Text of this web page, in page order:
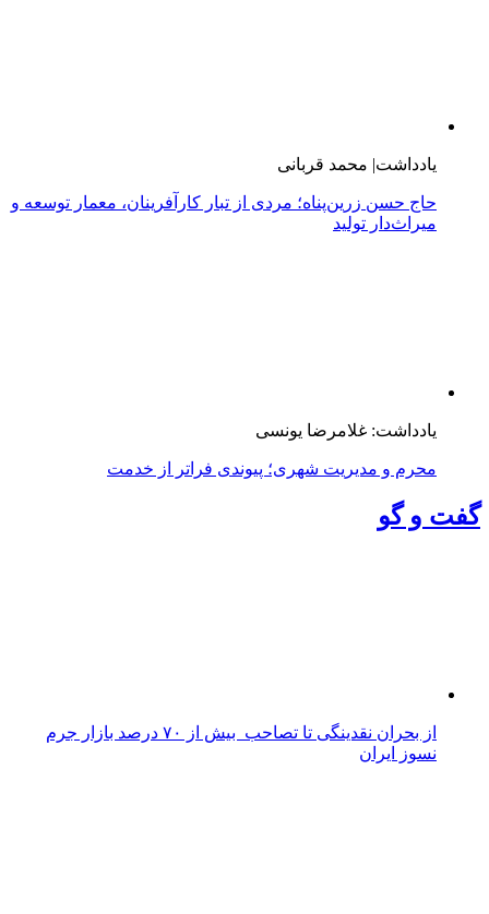
یادداشت| محمد قربانی
حاج حسن زرین‌پناه؛ مردی از تبار کارآفرینان، معمار توسعه و
میراث‌دار تولید
یادداشت: غلامرضا یونسی
محرم و مدیریت شهری؛ پیوندی فراتر از خدمت
گفت و گو
از بحران نقدینگی تا تصاحب بیش از ۷۰ درصد بازار جرم
نسوز ایران